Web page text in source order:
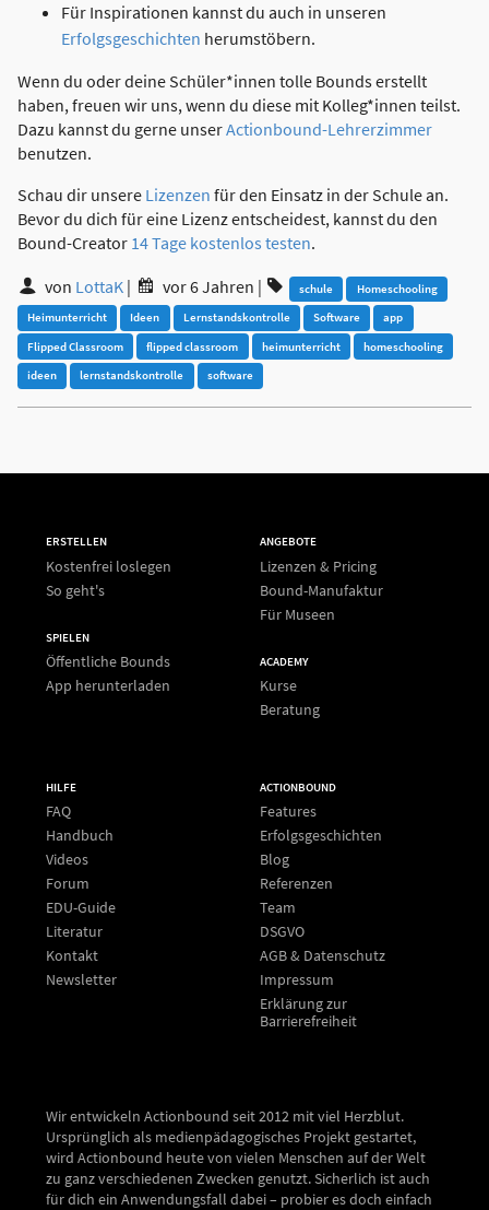
Für Inspirationen kannst du auch in unseren
Erfolgsgeschichten herumstöbern.
Wenn du oder deine Schüler*innen tolle Bounds erstellt
haben, freuen wir uns, wenn du diese mit Kolleg*innen teilst.
Dazu kannst du gerne unserActionbound-Lehrerzimmer
benutzen.
Schau dir unsere Lizenzen für den Einsatz in der Schule an.
Bevor du dich für eine Lizenz entscheidest, kannst du den
Bound-Creator 14 Tage kostenlos testen.
von LottaK | vor 6 Jahren | schule
Homeschooling
Heimunterricht
Ideen Lernstandskontrolle Software
app
Flipped Classroom
flipped classroom heimunterricht
homeschooling
ideen
lernstandskontrolle software
ERSTELLEN
Kostenfrei loslegen
So geht's
SPIELEN
Öffentliche Bounds
App herunterladen
ANGEBOTE
Lizenzen & Pricing
Bound-Manufaktur
Für Museen
ACADEMY
Kurse
Beratung
HILFE
FAQ
Handbuch
Videos
Forum
EDU-Guide
Literatur
Kontakt
Newsletter
ACTIONBOUND
Features
Erfolgsgeschichten
Blog
Referenzen
Team
DSGVO
AGB & Datenschutz
Impressum
Erklärung zur
Barrierefreiheit
Wir entwickeln Actionbound seit 2012 mit viel Herzblut.
Ursprünglich als medienpädagogisches Projekt gestartet,
wird Actionbound heute von vielen Menschen auf der Welt
zu ganz verschiedenen Zwecken genutzt. Sicherlich ist auch
für dich ein Anwendungsfall dabei – probier es doch einfach